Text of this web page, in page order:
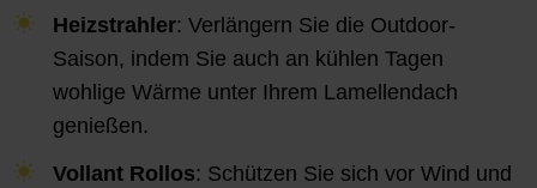
Heizstrahler: Verlängern Sie die Outdoor-
Saison, indem Sie auch an kühlen Tagen
wohlige Wärme unter Ihrem Lamellendach
genießen.
Vollant Rollos: Schützen Sie sich vor Wind und